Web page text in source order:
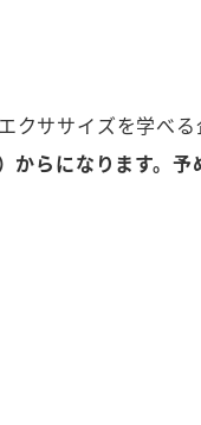
ササイズを学べ
らになります。予